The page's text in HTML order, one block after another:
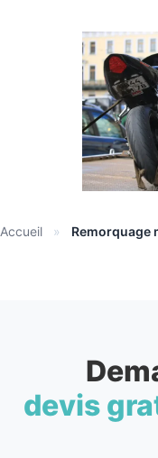
Accueil » Remorquage
devis